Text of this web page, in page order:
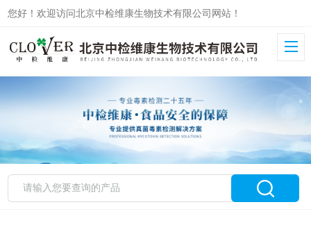
您好！欢迎访问北京中检维康生物技术有限公司网站！